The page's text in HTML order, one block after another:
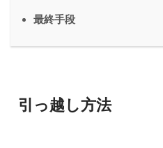
最終手段
引っ越し方法